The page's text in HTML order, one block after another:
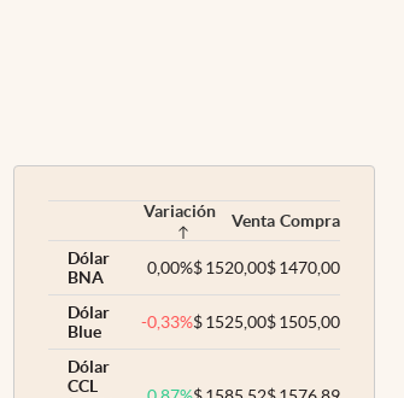
Variación Venta Compra
Dólar
BNA
0,00%$1520,00$1470,00
Dólar
Blue
-0,33%$1525,00$1505,00
Dólar
CCL